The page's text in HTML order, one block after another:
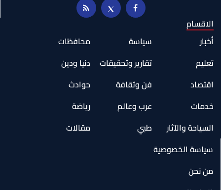
الاقسام
أخبار
سياسة
محافظات
تعليم
تقارير وتحقيقات
دنيا ودين
اقتصاد
فن وثقافة
حوادث
خدمات
عرب وعالم
رياضة
السياحة والآثار
طبي
مقالات
سياسة الخصوصية
من نحن